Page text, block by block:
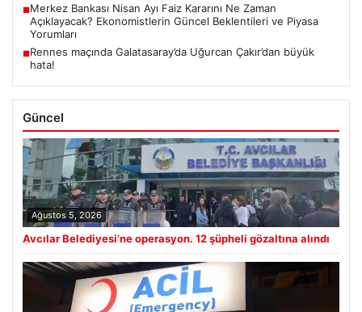
■Merkez Bankası Nisan Ayı Faiz Kararını Ne Zaman
Açıklayacak? Ekonomistlerin Güncel Beklentileri ve Piyasa
Yorumları
■Rennes maçında Galatasaray’da Uğurcan Çakır’dan büyük
hata!
Güncel
Ağustos 5, 2026
Avcılar Belediyesi’ne operasyon. 12 şüpheli gözaltına alındı